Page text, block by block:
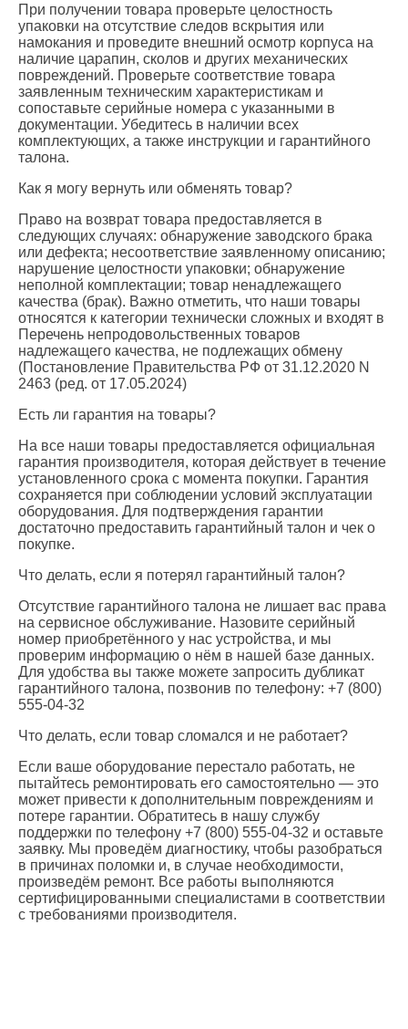
При получении товара проверьте целостность
упаковки на отсутствие следов вскрытия или
намокания и проведите внешний осмотр корпуса на
наличие царапин, сколов и других механических
повреждений. Проверьте соответствие товара
заявленным техническим характеристикам и
сопоставьте серийные номера с указанными в
документации. Убедитесь в наличии всех
комплектующих, а также инструкции и гарантийного
талона.
Как я могу вернуть или обменять товар?
Право на возврат товара предоставляется в
следующих случаях: обнаружение заводского брака
или дефекта; несоответствие заявленному описанию;
нарушение целостности упаковки; обнаружение
неполной комплектации; товар ненадлежащего
качества (брак). Важно отметить, что наши товары
относятся к категории технически сложных и входят в
Перечень непродовольственных товаров
надлежащего качества, не подлежащих обмену
(Постановление Правительства РФ от 31.12.2020 N
2463 (ред. от 17.05.2024)
Есть ли гарантия на товары?
На все наши товары предоставляется официальная
гарантия производителя, которая действует в течение
установленного срока с момента покупки. Гарантия
сохраняется при соблюдении условий эксплуатации
оборудования. Для подтверждения гарантии
достаточно предоставить гарантийный талон и чек о
покупке.
Что делать, если я потерял гарантийный талон?
Отсутствие гарантийного талона не лишает вас права
на сервисное обслуживание. Назовите серийный
номер приобретённого у нас устройства, и мы
проверим информацию о нём в нашей базе данных.
Для удобства вы также можете запросить дубликат
гарантийного талона, позвонив по телефону: +7 (800)
555-04-32
Что делать, если товар сломался и не работает?
Если ваше оборудование перестало работать, не
пытайтесь ремонтировать его самостоятельно — это
может привести к дополнительным повреждениям и
потере гарантии. Обратитесь в нашу службу
поддержки по телефону +7 (800) 555-04-32 и оставьте
заявку. Мы проведём диагностику, чтобы разобраться
в причинах поломки и, в случае необходимости,
произведём ремонт. Все работы выполняются
сертифицированными специалистами в соответствии
с требованиями производителя.